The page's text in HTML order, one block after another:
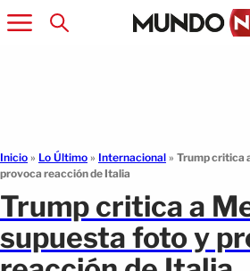
Inicio » Lo Último » Internacional » Trump critica
provoca reacción de Italia
Trump critica a
supuesta foto y